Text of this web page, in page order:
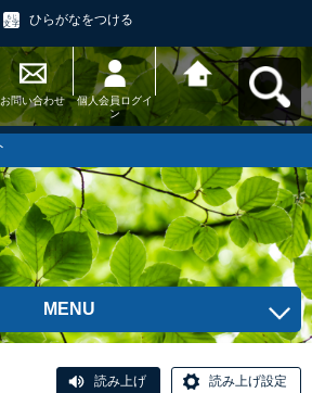
ひらがなをつける
お問い合わせ
個人会員ログイ
ン
ふなばし市民力
発見サイトへ戻
る
MENU
読み上げ 読み上げ設定